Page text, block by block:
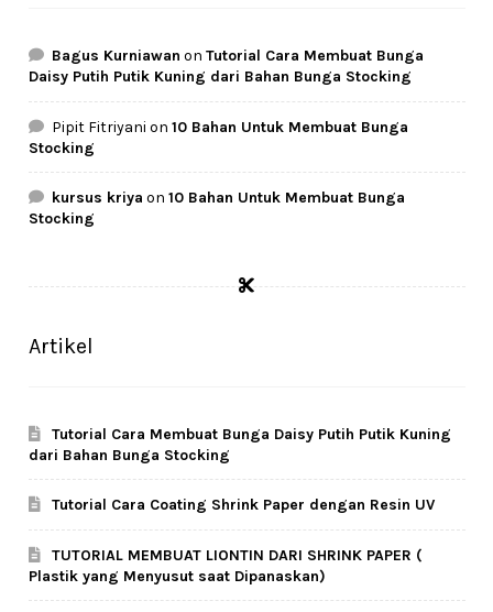
Bagus Kurniawan onTutorial Cara Membuat Bunga
Daisy Putih Putik Kuning dari Bahan Bunga Stocking
Pipit Fitriyani on10 Bahan Untuk Membuat Bunga
Stocking
kursus kriya on10 Bahan Untuk Membuat Bunga
Stocking
Artikel
Tutorial Cara Membuat Bunga Daisy Putih Putik Kuning
dari Bahan Bunga Stocking
Tutorial Cara Coating Shrink Paper dengan Resin UV
TUTORIAL MEMBUAT LIONTIN DARI SHRINK PAPER (
Plastik yang Menyusut saat Dipanaskan)